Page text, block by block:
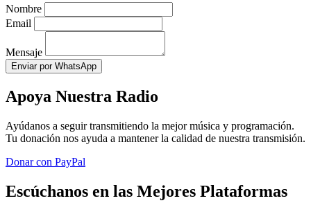
Nombre
Email
Mensaje
Enviar por WhatsApp
Apoya Nuestra Radio
Ayúdanos a seguir transmitiendo la mejor música y programación.
Tu donación nos ayuda a mantener la calidad de nuestra transmisión.
Donar con PayPal
Escúchanos en las Mejores Plataformas